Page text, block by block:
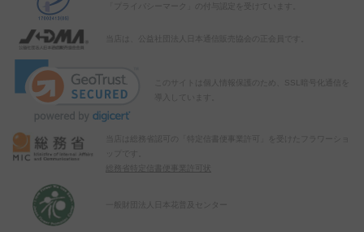
「プライバシーマーク」の付与認定を受けています。
当店は、公益社団法人日本通信販売協会の正会員です。
このサイトは個人情報保護のため、SSL暗号化通信を
導入しています。
当店は総務省認可の「特定信書便事業許可」を受けたフラワーショ
総務省特定信書便事業許可状